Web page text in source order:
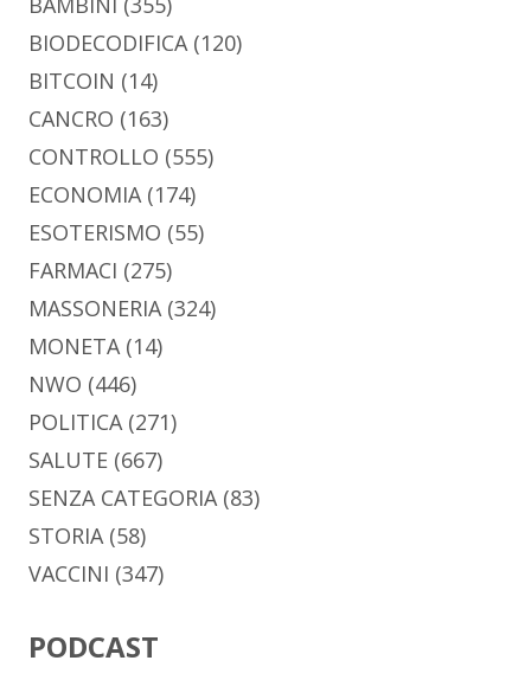
BIODECODIFICA(120)
BITCOIN (14)
CANCRO (163)
CONTROLLO (555)
ECONOMIA(174)
ESOTERISMO (55)
FARMACI (275)
MASSONERIA(324)
MONETA(14)
NWO (446)
POLITICA(271)
SALUTE (667)
SENZA CATEGORIA(83)
STORIA(58)
VACCINI (347)
PODCAST